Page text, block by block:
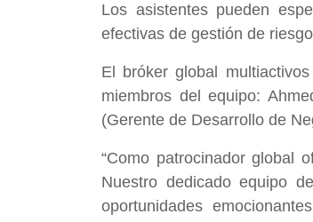
Los asistentes pueden
efectivas de gestión de
El bróker global
miembros del equipo:
(Gerente de Desarrollo de
“Como patrocinador global
Nuestro dedicado equipo
oportunidades